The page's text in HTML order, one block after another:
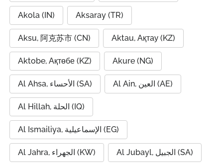
Akola (IN) Aksaray (TR)
Aksu, 阿克苏市 (CN) Aktau, Ақтау (KZ)
Aktobe, Ақтөбе (KZ) Akure (NG)
Al Ahsa, الأحساء (SA) Al Ain, العين (AE)
Al Hillah, الحلة (IQ)
Al Ismailiya, الإسماعيلية (EG)
Al Jahra, الجهراء (KW) Al Jubayl, الجبيل (SA)